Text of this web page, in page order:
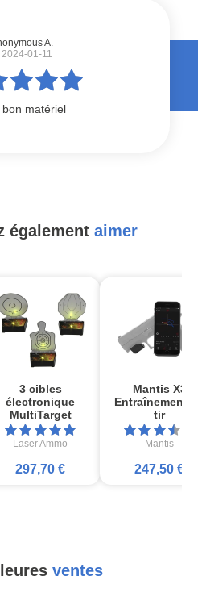
A.
2024-01-11
bon matériel
également aimer
3 cibles
électronique
MultiTarget
Laser Ammo
297,70 €
Mantis X3
Entraînement
tir
Mantis
247,50 €
ventes